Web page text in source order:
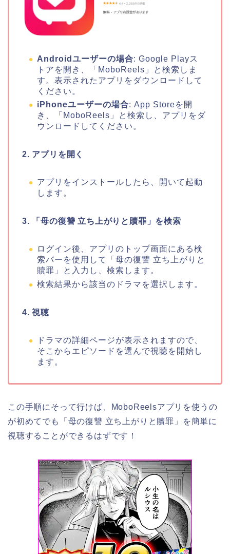
Androidユーザーの場合: Google Playス
トアを開き、「MoboReels」と検索しま
す。表示されたアプリをダウンロードして
ください。
iPhoneユーザーの場合: App Storeを開
き、「MoboReels」と検索し、アプリをダ
ウンロードしてください。
2. アプリを開く
アプリをインストールしたら、開いて起動
します。
3. 「母の復讐 立ち上がりと贖罪」 を検索
ログイン後、アプリのトップ画面にある検
索バーを使用して
「母の復讐 立ち上がりと
贖罪」
と 入力し、検索します。
検索結果から該当のドラマを選択します。
4. 視聴
ドラマの詳細ページが表示されますので、
そこからエピソードを選んで視聴を開始し
ます。
この手順にそって行けば、MoboReelsアプリを使うの
が初めてでも
「母の復讐 立ち上がりと贖罪」
を簡単に
視聴することができるはずです！